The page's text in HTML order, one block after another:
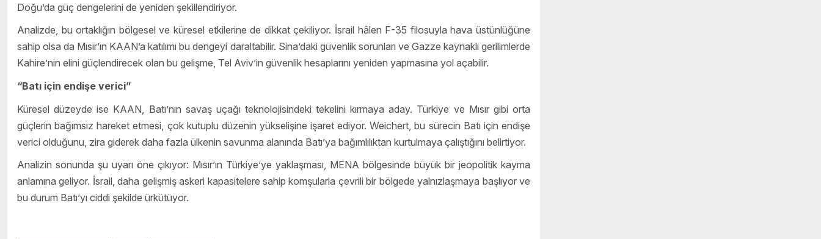
Doğu’da güç dengelerini de yeniden şekillendiriyor.
Analizde, bu ortaklığın bölgesel ve küresel etkilerine de dikkat çekiliyor. İsrail hâlen F-35 filosuyla hava üstünlüğüne
sahip olsa da Mısır’ın KAAN’a katılımı bu dengeyi daraltabilir. Sina’daki güvenlik sorunları ve Gazze kaynaklı gerilimlerde
Kahire’nin elini güçlendirecek olan bu gelişme, Tel Aviv’in güvenlik hesaplarını yeniden yapmasına yol açabilir.
“Batı için endişe verici”
Küresel düzeyde ise KAAN, Batı’nın savaş uçağı teknolojisindeki tekelini kırmaya aday. Türkiye ve Mısır gibi orta
güçlerin bağımsız hareket etmesi, çok kutuplu düzenin yükselişine işaret ediyor. Weichert, bu sürecin Batı için endişe
verici olduğunu, zira giderek daha fazla ülkenin savunma alanında Batı’ya bağımlılıktan kurtulmaya çalıştığını belirtiyor.
Analizin sonunda şu uyarı öne çıkıyor: Mısır’ın Türkiye’ye yaklaşması, MENA bölgesinde büyük bir jeopolitik kayma
anlamına geliyor. İsrail, daha gelişmiş askeri kapasitelere sahip komşularla çevrili bir bölgede yalnızlaşmaya başlıyor ve
bu durum Batı’yı ciddi şekilde ürkütüyor.